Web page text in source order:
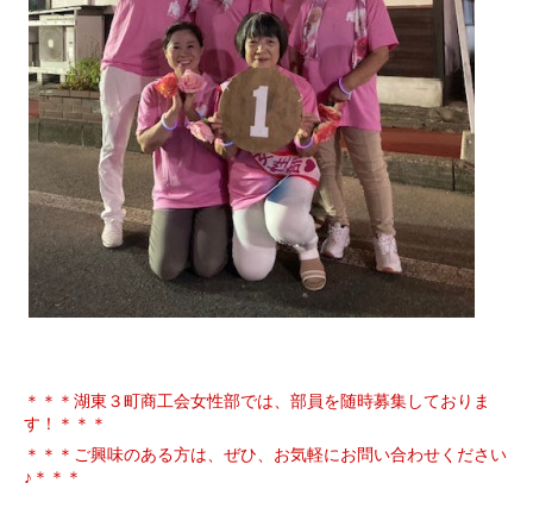
＊＊＊湖東３町商工会女性部では、部員を随時募集しておりま
す！＊＊＊
＊＊＊ご興味のある方は、ぜひ、お気軽にお問い合わせください
♪＊＊＊